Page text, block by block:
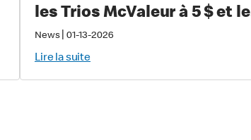
les Trios McValeur à 5 $ et le
café McCafé®, petit format, à
1 $ pendant un an
News| 01-13-2026
Lire la suite